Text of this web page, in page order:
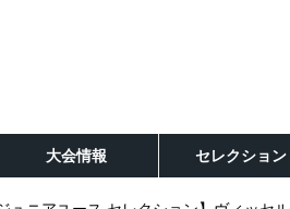
大会情報 セレクション